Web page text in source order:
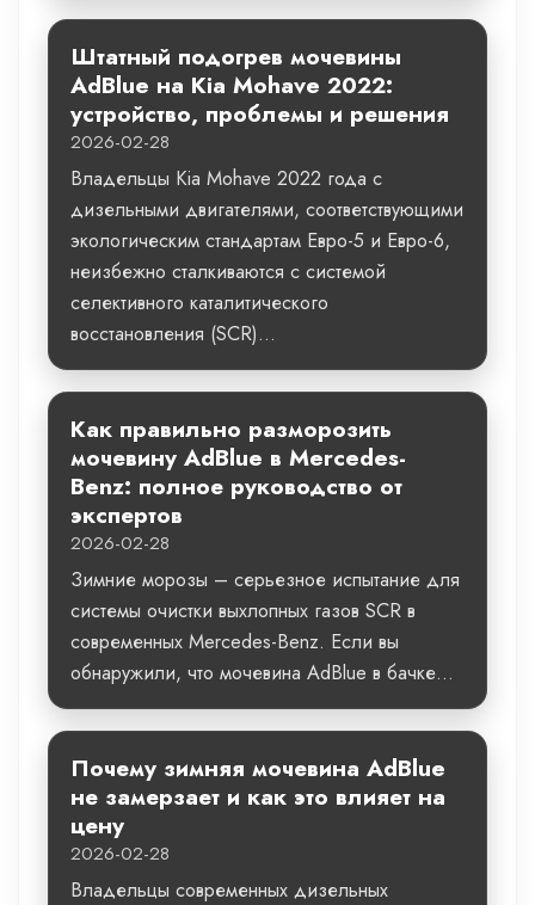
Штатный подогрев мочевины
AdBlue на Kia Mohave 2022:
устройство, проблемы и решения
2026-02-28
Владельцы Kia Mohave 2022 года с
дизельными двигателями, соответствующими
экологическим стандартам Евро-5 и Евро-6,
неизбежно сталкиваются с системой
селективного каталитического
восстановления (SCR)...
Как правильно разморозить
мочевину AdBlue в Mercedes-
Benz: полное руководство от
экспертов
2026-02-28
Зимние морозы – серьезное испытание для
системы очистки выхлопных газов SCR в
современных Mercedes-Benz. Если вы
обнаружили, что мочевина AdBlue в бачке...
Почему зимняя мочевина AdBlue
не замерзает и как это влияет на
цену
2026-02-28
Владельцы современных дизельных